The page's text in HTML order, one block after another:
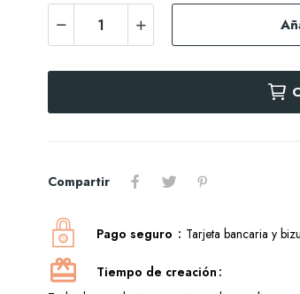
Compartir
Pago seguro Tarjeta bancaria y
Tiempo de creación